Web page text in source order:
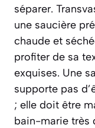
séparer.
une saucière
chaude et
profiter de sa
exquises. Une
supporte pas
; elle doit être
bain-marie très